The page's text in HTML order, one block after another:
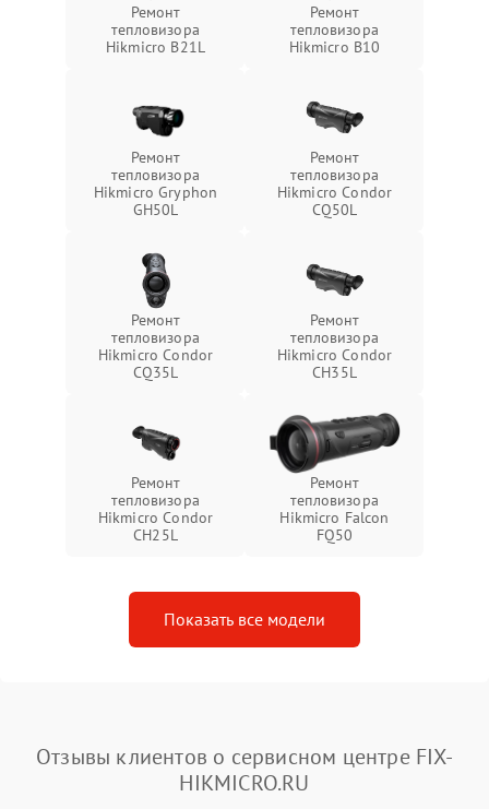
Ремонт
тепловизора
Hikmicro B21L
Ремонт
тепловизора
Hikmicro B10
Ремонт
тепловизора
Hikmicro Gryphon
GH50L
Ремонт
тепловизора
Hikmicro Condor
CQ50L
Ремонт
тепловизора
Hikmicro Condor
CQ35L
Ремонт
тепловизора
Hikmicro Condor
CH35L
Ремонт
тепловизора
Hikmicro Condor
CH25L
Ремонт
тепловизора
Hikmicro Falcon
FQ50
Показать все модели
Отзывы клиентов о сервисном центре FIX-
HIKMICRO.RU